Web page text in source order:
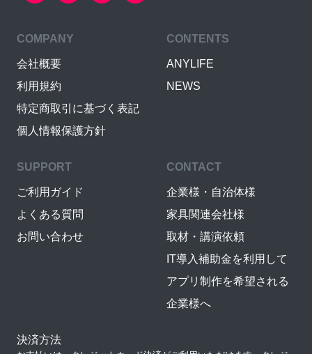
COMPANY
会社概要
利用規約
特定商取引に基づく表記
個人情報保護方針
CONTENTS
ANYLIFE
NEWS
SUPPORT
ご利用ガイド
よくある質問
お問い合わせ
CONTACT
企業様・自治体様
家具関連会社様
取材・講演依頼
IT導入補助金を利用して
アプリ制作を希望される
企業様へ
決済方法